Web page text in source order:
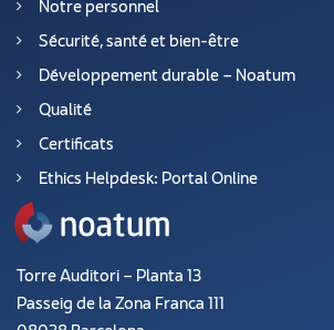
Notre personnel
Sécurité, santé et bien-être
Développement durable – Noatum
Qualité
Certificats
Ethics Helpdesk: Portal Online
Torre Auditori – Planta 13
Passeig de la Zona Franca 111